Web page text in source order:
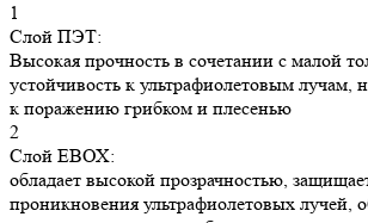
1
Слой ПЭТ:
Высокая прочность в сочетании с малой
устойчивость к ультрафиолетовым лучам,
к поражению грибком и плесенью
2
Слой ЕВОХ:
обладает высокой прозрачностью,
проникновения ультрафиолетовых лучей,